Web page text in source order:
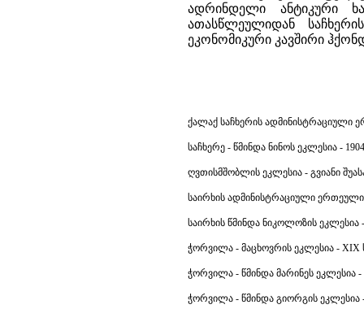
ადრინდელი ანტიკური
ათასწლეულიდან
ეკონომიკური კავშირი
ქალაქ საჩხერის ადმინისტრაციული
საჩხერე - წმინდა ნინოს ეკლესია -
ღვთისმშობლის ეკლესია - გვიანი
საირხის ადმინისტრაციული
საირხის წმინდა ნიკოლოზის ეკლესია
ჭორვილა - მაცხოვრის ეკლესია - XIX
ჭორვილა - წმინდა მარინეს ეკლესია -
ჭორვილა - წმინდა გიორგის ეკლესია -